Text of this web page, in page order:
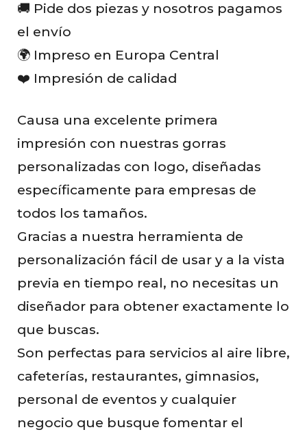
🚚 Pide dos piezas y nosotros pagamos
el envío
🌍 Impreso en Europa Central
❤️ Impresión de calidad
Causa una excelente primera
impresión con nuestras gorras
personalizadas con logo, diseñadas
específicamente para empresas de
todos los tamaños.
Gracias a nuestra herramienta de
personalización fácil de usar y a la vista
previa en tiempo real, no necesitas un
diseñador para obtener exactamente lo
que buscas.
Son perfectas para servicios al aire libre,
cafeterías, restaurantes, gimnasios,
personal de eventos y cualquier
negocio que busque fomentar el